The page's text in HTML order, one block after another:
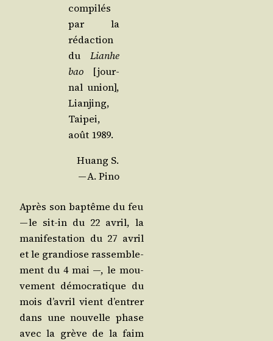
com­pi­lés
par la
rédac­tion
du Lianhe
bao [jour­
nal union],
Lian­jing,
Tai­pei,
août 1989.
Huang S.
— A. Pino
Après son bap­tême du feu
— le sit-in du 22 avril, la
mani­fes­ta­tion du 27 avril
et le gran­diose ras­sem­ble­
ment du 4 mai —, le mou­
ve­ment démo­cra­tique du
mois d’a­vril vient d’en­trer
dans une nou­velle phase
avec la grève de la faim